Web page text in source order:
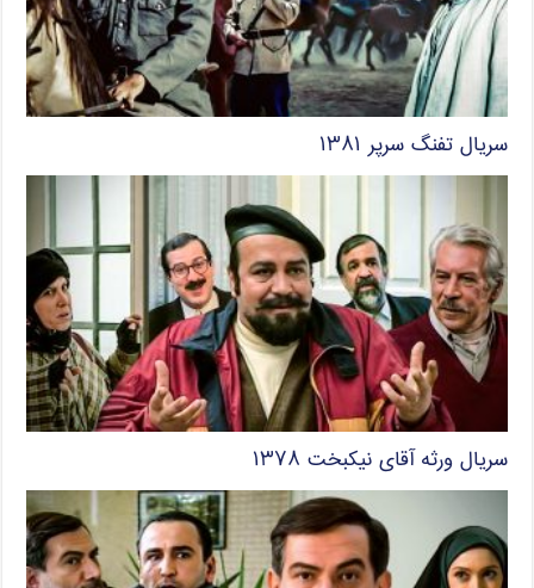
سریال تفنگ سرپر ۱۳۸۱
سریال ورثه آقای نیکبخت ۱۳۷۸